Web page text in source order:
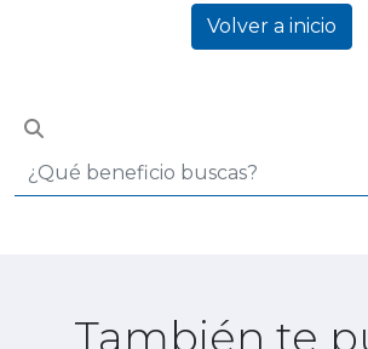
Volver a inicio
También te